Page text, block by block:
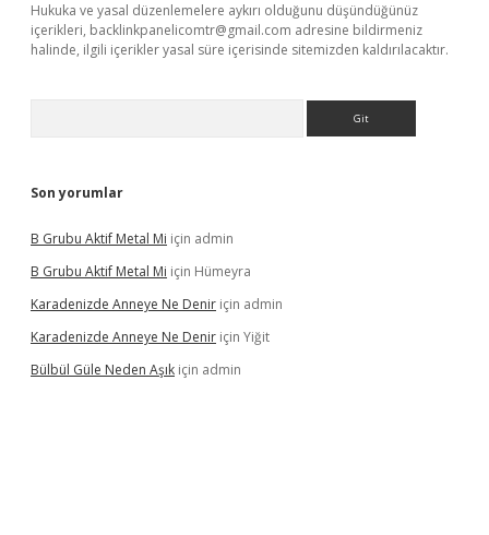
Hukuka ve yasal düzenlemelere aykırı olduğunu düşündüğünüz
içerikleri, backlinkpanelicomtr@gmail.com adresine bildirmeniz
halinde, ilgili içerikler yasal süre içerisinde sitemizden kaldırılacaktır.
Son yorumlar
B Grubu Aktif Metal Mi için admin
B Grubu Aktif Metal Mi için Hümeyra
Karadenizde Anneye Ne Denir için admin
Karadenizde Anneye Ne Denir için Yiğit
Bülbül Güle Neden Aşık için admin